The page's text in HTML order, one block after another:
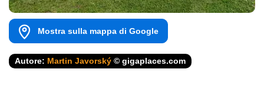
Mostra sulla mappa di Google
Autore: Martin Javorský © gigaplaces.com